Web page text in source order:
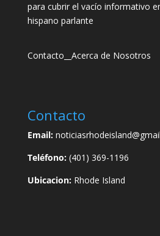
para cubrir el vacío informativo
hispano parlante
Contacto Acerca de Nosotros
Contacto
Email:
Teléfono:(401) 369-1196
Ubicacion:Rhode Island